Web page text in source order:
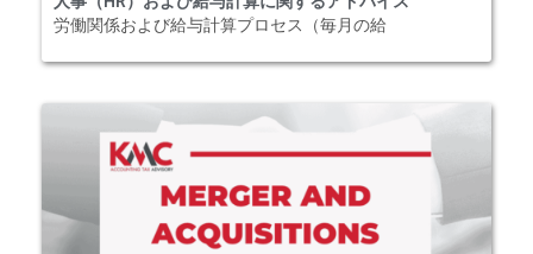
労働関係および給与計算プロセス（毎月の給